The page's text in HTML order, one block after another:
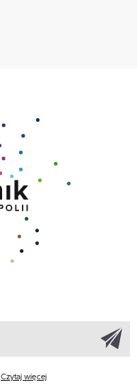
Czytaj więcej